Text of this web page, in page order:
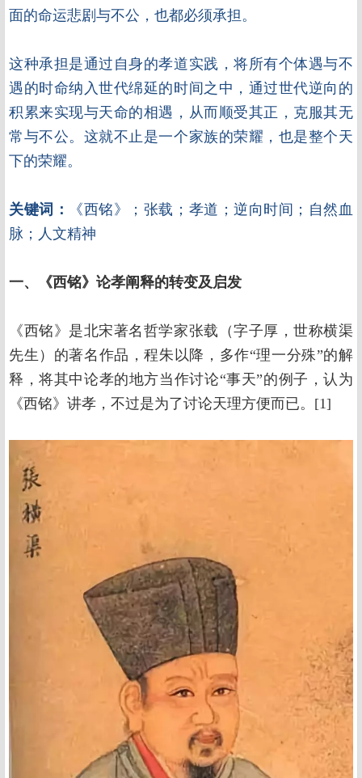
面的命运悲剧与不公，也都必须承担。
这种承担是通过自身的孝道实践，将所有个体遇与不
遇的时命纳入世代绵延的时间之中，通过世代逆向的
积累来实现与天命的相遇，从而顺受其正，克服其无
常与不公。这就不止是一个家族的荣耀，也是整个天
下的荣耀。
关键词：
《西铭》；张载；孝道；逆向时间；自然血
脉；人文精神
一、《西铭》论孝阐释的转变及启发
《西铭》是北宋著名哲学家张载（字子厚，世称横渠
先生）的著名作品，程朱以降，多作“理一分殊”的解
释，将其中论孝的地方当作讨论“事天”的例子，认为
《西铭》讲孝，不过是为了讨论天理方便而已。[1]